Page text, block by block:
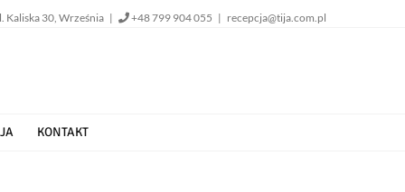
Kaliska 30, Września | +48 799 904 055 | recepcja@tija.com.pl
KONTAKT